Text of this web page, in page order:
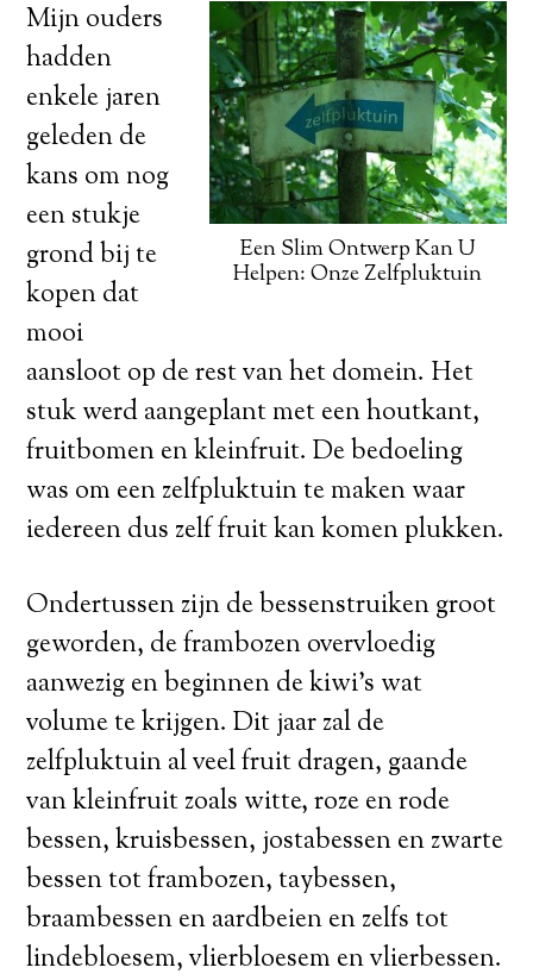
Een Slim Ontwerp Kan U
Helpen: Onze Zelfpluktuin
Mijn ouders
hadden
enkele jaren
geleden de
kans om nog
een stukje
grond bij te
kopen dat
mooi
aansloot op de rest van het domein. Het
stuk werd aangeplant met een houtkant,
fruitbomen en kleinfruit. De bedoeling
was om een zelfpluktuin te maken waar
iedereen dus zelf fruit kan komen plukken.
Ondertussen zijn de bessenstruiken groot
geworden, de frambozen overvloedig
aanwezig en beginnen de kiwi’s wat
volume te krijgen. Dit jaar zal de
zelfpluktuin al veel fruit dragen, gaande
van kleinfruit zoals witte, roze en rode
bessen, kruisbessen, jostabessen en zwarte
bessen tot frambozen, taybessen,
braambessen en aardbeien en zelfs tot
lindebloesem, vlierbloesem en vlierbessen.